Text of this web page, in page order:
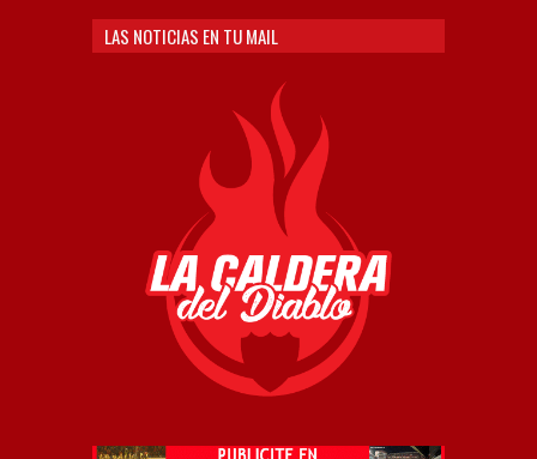
LAS NOTICIAS EN TU MAIL